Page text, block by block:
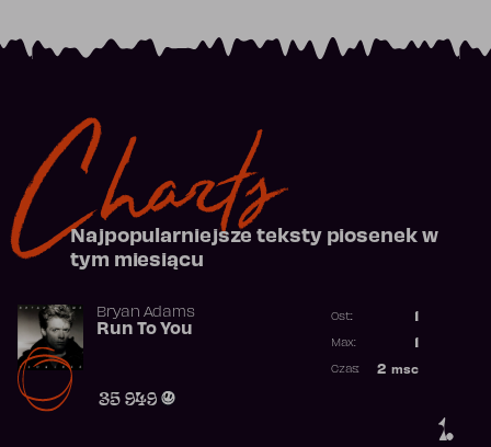
Charts
Najpopularniejsze teksty piosenek w
tym miesiącu
1.
Bryan Adams
Run To You
35 949
Ost.:
Max:
2 msc
Czas: